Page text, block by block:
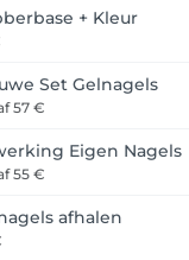
+ Kleur
Set Gelnagels
57 €
Eigen Nagels
55 €
afhalen